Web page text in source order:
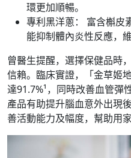
環更加順暢。
專利黑洋蔥： 富含槲皮
能抑制體內炎性反應，
曾醫生提醒，選擇保健品時
信賴。臨床實證，「金草姬
達91.7%¹，同時改善血管彈
產品有助提升腦血意外出現
善活動能力及幅度，幫助用